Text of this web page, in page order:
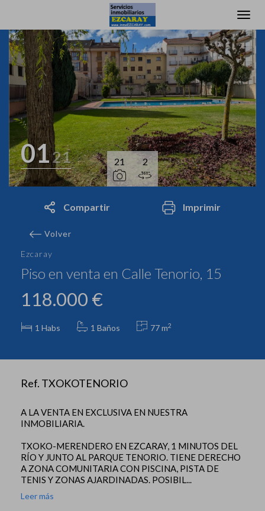
0121 21 2
Compartir Imprimir
Volver
Ezcaray
Piso en venta en Calle Tenorio, 15
118.000 €
1 Habs 1 Baños 77 m2
Ref. TXOKOTENORIO
A LA VENTA EN EXCLUSIVA EN NUESTRA
INMOBILIARIA.
TXOKO-MERENDERO EN EZCARAY, 1 MINUTOS DEL
RÍO Y JUNTO AL PARQUE TENORIO. TIENE DERECHO
A ZONA COMUNITARIA CON PISCINA, PISTA DE
TENIS Y ZONAS AJARDINADAS. POSIBIL...
Leer más